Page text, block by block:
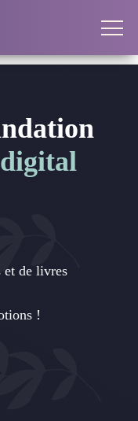
et de livres
!